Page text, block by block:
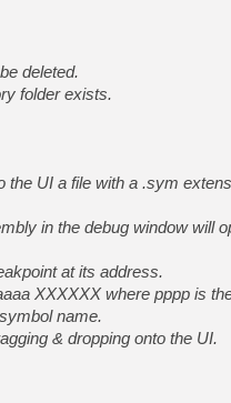
[GK] Pourquoi Marvel
[GK] Test : Restory : Chill
[GK] GTA 6 : Rockstar
[GK] Hot Wheels Infinite
[GK] Mémoire cash -
[GK] Résultats Nintendo :
[GK] Dans ce jeu de
deleted.
folder exists.
the UI a file with a .sym
in the debug window will
at its address.
XXXXXX where pppp is
name.
& dropping onto the UI.